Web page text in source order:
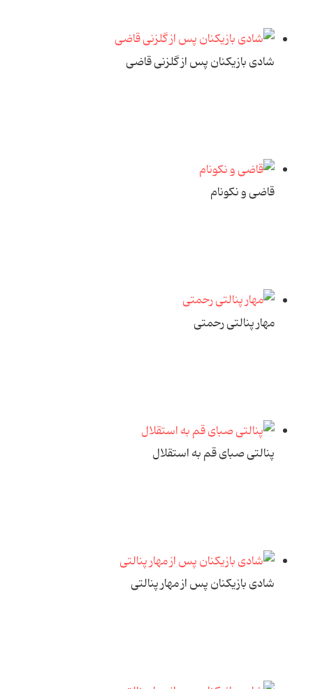
شادی بازیکنان پس از گلزنی قاضی
قاضی و نکونام
مهار پنالتی رحمتی
پنالتی صبای قم به استقلال
شادی بازیکنان پس از مهار پنالتی